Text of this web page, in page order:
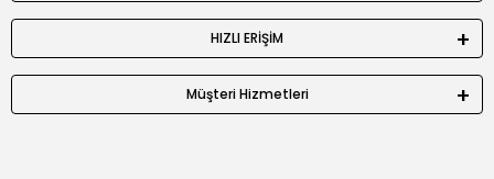
HIZLI ERİŞİM
Müşteri Hizmetleri